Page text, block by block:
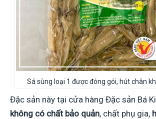
Sá sùng loại 1 được đóng gói, hút chân
Đặc sản này tại cửa hàng Đặc sản Bá
không có chất bảo quản, chất phụ gia,